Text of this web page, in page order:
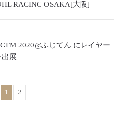
RACING OSAKA[大阪]
2020@ふじてん にレイヤー
出展
1 2